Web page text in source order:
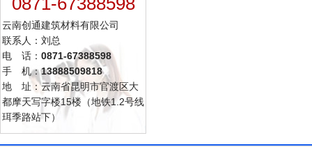
云南创通建筑材料有限公司
联系人：刘总
电 话： 0871-67388598
手 机：13888509818
地 址：云南省昆明市官渡区大
都摩天写字楼15楼（地铁1.2号线
珥季路站下）